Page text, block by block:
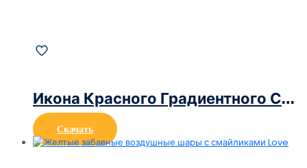
Икона Красного Градиентного Сердца
Скачать